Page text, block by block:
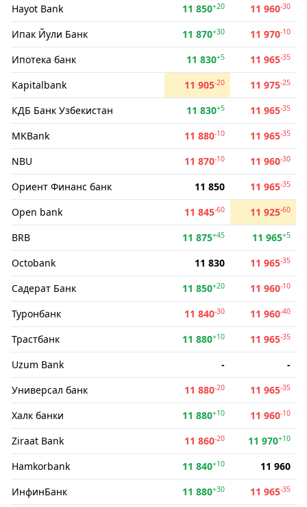
Hayot Bank 11 850+20 11 960-30
Ипак Йули Банк 11 870+30 11 970-10
Ипотека банк 11 830+5 11 965-35
Kapitalbank 11 905-20 11 975-25
КДБ Банк Узбекистан 11 830+5 11 965-35
MKBank 11 880-10 11 965-35
NBU 11 870-10 11 960-30
Ориент Финанс банк 11 850 11 965-35
Open bank 11 845-60 11 925-60
BRB 11 875+45 11 965+5
Octobank 11 830 11 965-35
Садерат Банк 11 850+20 11 960-10
Туронбанк 11 840-30 11 960-40
Трастбанк 11 880+10 11 965-35
Uzum Bank -
-
Универсал банк
11 880-20 11 965-35
Халк банки 11 880+10 11 960-10
Ziraat Bank 11 860-20 11 970+10
Hamkorbank 11 840+10
11 960
ИнфинБанк
11 880+30 11 965-35